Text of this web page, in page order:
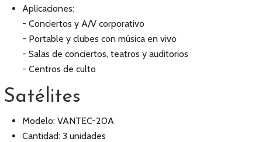
Aplicaciones:
- Conciertos y A/V corporativo
- Portable y clubes con música en vivo
- Salas de conciertos, teatros y auditorios
- Centros de culto
Satélites
Modelo: VANTEC-20A
Cantidad: 3 unidades